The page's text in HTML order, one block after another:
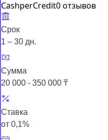
CashperCredit0 отзывов
Срок
1 – 30 дн.
Сумма
20 000 - 350 000 ₸
Ставка
от 0,1%